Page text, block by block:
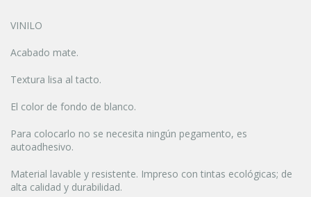
VINILO
Acabado mate.
Textura lisa al tacto.
El color de fondo de blanco.
Para colocarlo no se necesita ningún pegamento, es
autoadhesivo.
Material lavable y resistente. Impreso con tintas ecológicas; de
alta calidad y durabilidad.